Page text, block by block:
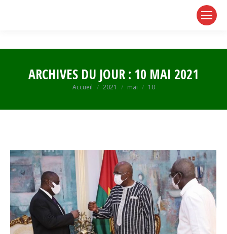
ARCHIVES DU JOUR : 10 MAI 2021
Vous êtes ici :
Accueil 2021 mai 10